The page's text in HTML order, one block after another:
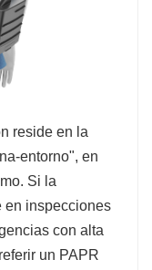
reside en la
entorno", en
Si la
en inspecciones
con alta
un PAPR